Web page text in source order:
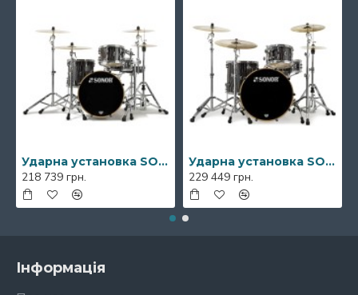
Ударна установка SONOR Prolite Ebony White Stripes Studio Shell Set NM
218 739 грн.
Ударна установка SONOR Prolite Ebony White Stripes Stage Shell Set WM
229 449 грн.
Інформація